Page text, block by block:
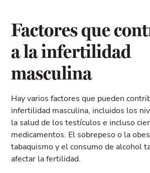
Factores que
a la infertilidad
masculina
Hay varios factores que pueden
infertilidad masculina, incluidos los
la salud de los testículos e incluso
medicamentos. El sobrepeso o la
tabaquismo y el consumo de alcohol
afectar la fertilidad.